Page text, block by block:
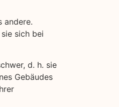
andere.
sich bei
d. h. sie
Gebäudes